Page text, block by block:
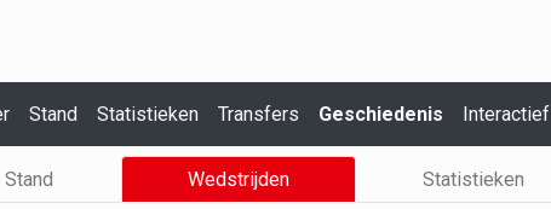
Stand Statistieken Transfers Geschiedenis Interactief
Stand Wedstrijden Statistieken